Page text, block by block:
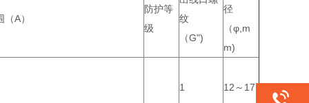
A）
防护等
级
纹
（G")
径
（φ,m
m)
1 12～17